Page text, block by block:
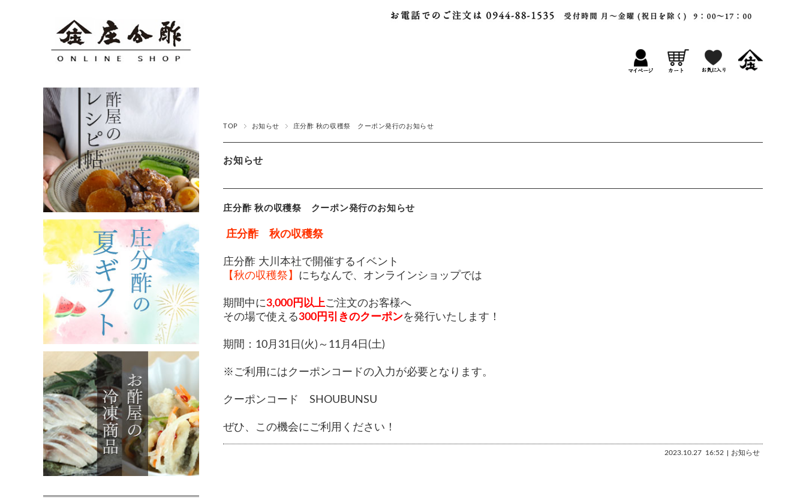
TOP お知らせ 庄分酢 秋の収穫祭 クーポン発行のお知らせ
お知らせ
庄分酢 秋の収穫祭 クーポン発行のお知らせ
庄分酢 秋の収穫祭
庄分酢 大川本社で開催するイベント
【秋の収穫祭】 にちなんで、オンラインショップでは
期間中に3,000円以上ご注文のお客様へ
その場で使える300円引きのクーポンを発行いたします！
期間：10月31日(火)～11月4日(土)
※ご利用にはクーポンコードの入力が必要となります。
クーポンコード SHOUBUNSU
ぜひ、この機会にご利用ください！
2023.10.27 16:52 お知らせ